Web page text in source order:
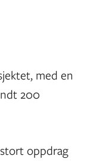
med en
200
oppdrag